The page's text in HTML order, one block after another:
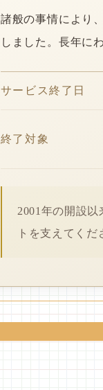
諸般の事情により
しました。長年に
サービス終了日
終了対象
2001年の開設
トを支えてく